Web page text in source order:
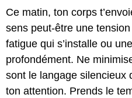
Ce matin, ton corps
sens peut-être une
fatigue qui s’installe ou
profondément. Ne
sont le langage silencieux
ton attention. Prends le